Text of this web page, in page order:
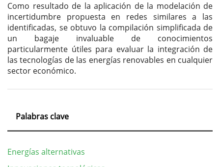
Como resultado de la aplicación de la modelación de
incertidumbre propuesta en redes similares a las
identificadas, se obtuvo la compilación simplificada de
un bagaje invaluable de conocimientos
particularmente útiles para evaluar la integración de
las tecnologías de las energías renovables en cualquier
sector económico.
Palabras clave
Energías alternativas